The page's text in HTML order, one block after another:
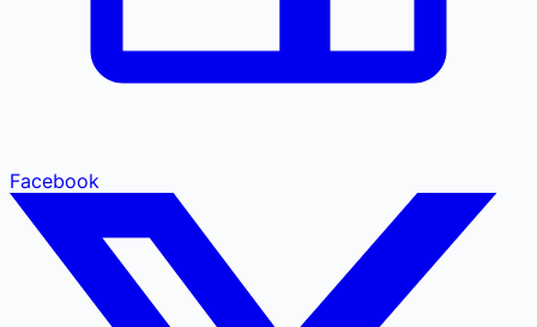
Facebook